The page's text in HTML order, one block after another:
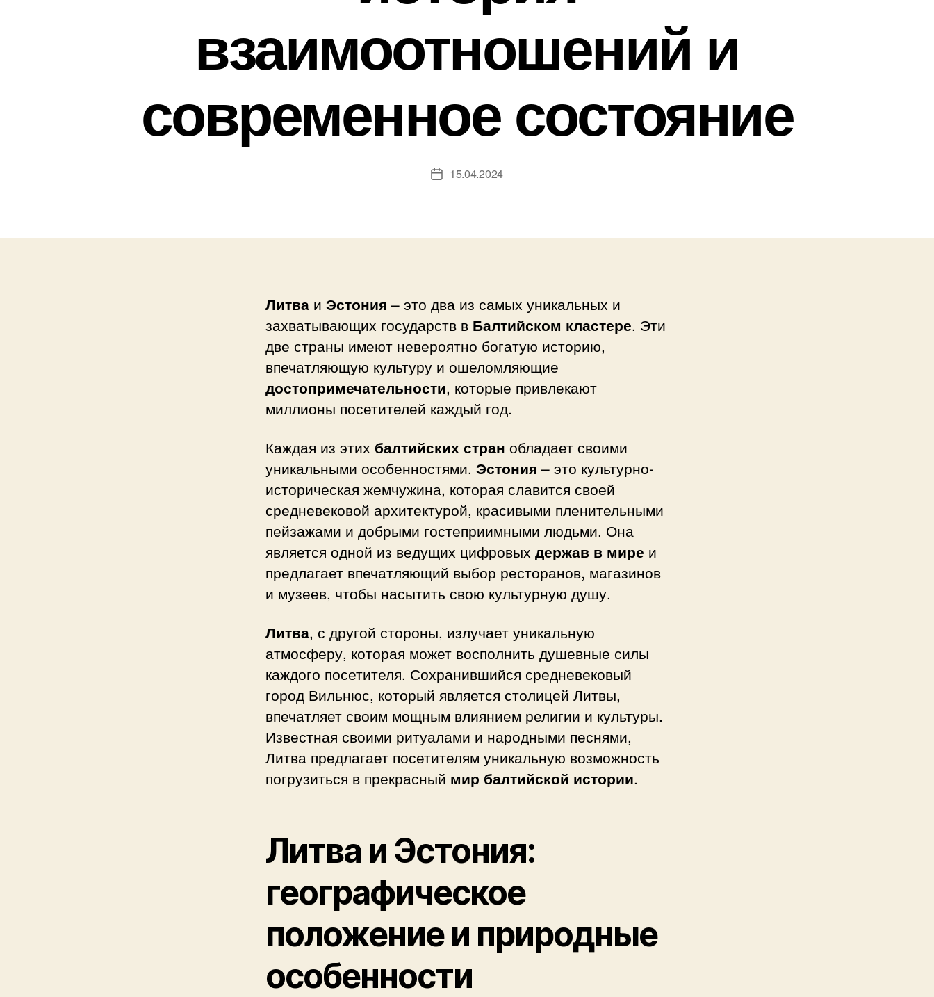
взаимоотношений и
современное состояние
Дата15.04.2024
Литва и Эстония – это два из самых уникальных и
захватывающих государств в Балтийском кластере. Эти
две страны имеют невероятно богатую историю,
впечатляющую культуру и ошеломляющие
достопримечательности, которые привлекают
миллионы посетителей каждый год.
Каждая из этих балтийских стран обладает своими
уникальными особенностями. Эстония – это культурно-
историческая жемчужина, которая славится своей
средневековой архитектурой, красивыми пленительными
пейзажами и добрыми гостеприимными людьми. Она
является одной из ведущих цифровых держав в мире и
предлагает впечатляющий выбор ресторанов, магазинов
и музеев, чтобы насытить свою культурную душу.
Литва, с другой стороны, излучает уникальную
атмосферу, которая может восполнить душевные силы
каждого посетителя. Сохранившийся средневековый
город Вильнюс, который является столицей Литвы,
впечатляет своим мощным влиянием религии и культуры.
Известная своими ритуалами и народными песнями,
Литва предлагает посетителям уникальную возможность
погрузиться в прекрасный мир балтийской истории.
Литва и Эстония:
географическое
положение и природные
особенности